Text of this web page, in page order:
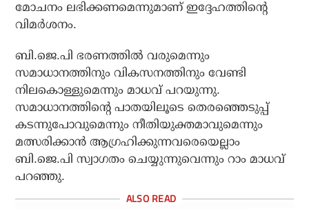
മോചനം ലഭിക്കണമെന്നുമാണ് ഇദ്ദേഹത്തിന്റെ
വിമര്‍ശനം.
ബി.ജെ.പി ഭരണത്തില്‍ വരുമെന്നും
സമാധാനത്തിനും വികസനത്തിനും വേണ്ടി
നിലകൊള്ളുമെന്നും മാധവ് പറയുന്നു.
സമാധാനത്തിന്റെ പാതയിലൂടെ തെരഞ്ഞെടുപ്പ്
കടന്നുപോവുമെന്നും നീതിയുക്തമാവുമെന്നും
മത്സരിക്കാന്‍ ആഗ്രഹിക്കുന്നവരെയെല്ലാം
ബി.ജെ.പി സ്വാഗതം ചെയ്യുന്നുവെന്നും റാം മാധവ്
പറഞ്ഞു.